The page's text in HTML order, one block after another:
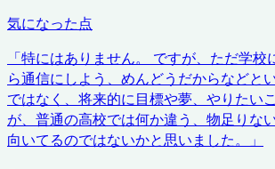
気になった点
「特にはありません。 ですが、ただ学校
ら通信にしよう、めんどうだからなどと
ではなく、将来的に目標や夢、やりたい
が、普通の高校では何か違う、物足りな
向いてるのではないかと思いました。
」